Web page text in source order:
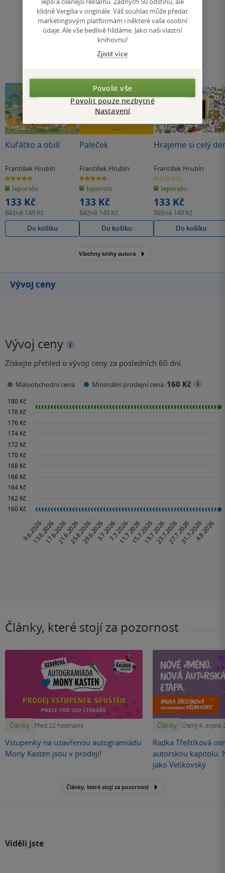
Kuřátko a obilí
František Hrubín
4.9
z
5
hvězdiček
leporelo
133 Kč
Běžně 149 Kč
Do košíku
Paleček
František Hrubín
5.0
z
5
hvězdiček
leporelo
133 Kč
Běžně 149 Kč
Do košíku
Hrajeme si celý
František Hrubín
0.0
z
5
hvězdiček
leporelo
133 Kč
Běžně 149 Kč
Do košíku
Všechny knihy autora
Vývoj ceny
Vývoj ceny
Získejte přehled o vývoji ceny za posledních 60 dní.
Maloobchodní cena Minimální prodejní cena: 160 Kč
Články, které stojí za pozornost
Články Před 22 hodinami
Vstupenky na uzavřenou autogramiádu
Mony Kasten jsou v prodeji!
Články Úterý 4. srpna
Radka Třeštíková
autorskou kapitolu.
jako Velikovsky
Články, které stojí za pozornost
Viděli jste
klidně Vergilia v originále. Váš souhlas může předat
marketingovým platformám i některé vaše osobní
údaje. Ale vše bedlivě hlídáme. Jako naši vlastní
knihovnu!
Zjistit více
Povolit vše
Povolit pouze nezbytné
Nastavení